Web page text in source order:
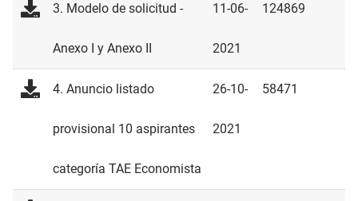
3. Modelo de solicitud -
Anexo I y Anexo II
11-06-
2021
124869
4. Anuncio listado
provisional 10 aspirantes
categoría TAE Economista
26-10-
2021
58471